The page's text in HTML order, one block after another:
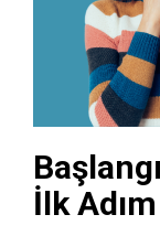
İlk Adım